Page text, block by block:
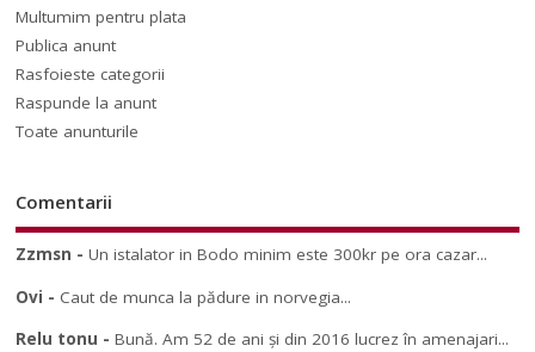
Multumim pentru plata
Publica anunt
Rasfoieste categorii
Raspunde la anunt
Toate anunturile
Comentarii
Zzmsn -Un istalator in Bodo minim este 300kr pe ora cazar...
Ovi - Caut de munca la pădure in norvegia...
Relu tonu -Bună. Am 52 de ani și din 2016 lucrez în amenajari...